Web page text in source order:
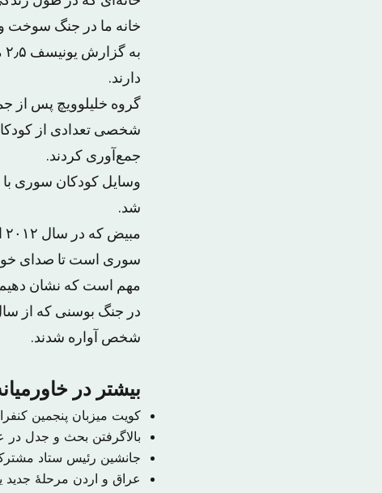
خانه ما در جنگ سوخت و
دارند.
شخصی تعدادی از
جمع‌آوری کردند.
شد.
سوری است تا صدای خود
مهم است که نشان دهیم
شخص آواره شدند.
بیشتر در
کویت میزبان پنجمین
بالاگرفتن بحث و جدل در
جانشین رئیس ستاد
عراق و اردن مرحلهٔ جدید